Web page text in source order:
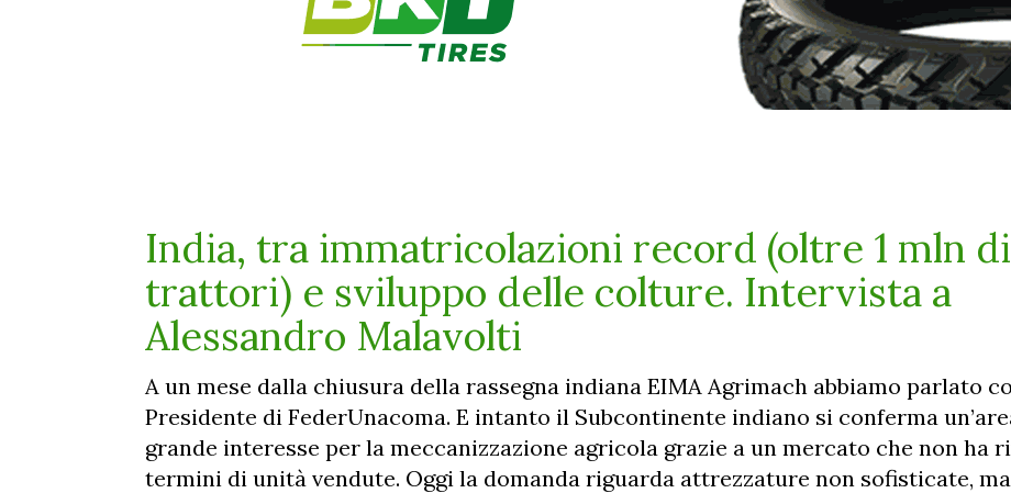
India, tra immatricolazioni record (oltre 1 mln di
trattori) e sviluppo delle colture. Intervista a
Alessandro Malavolti
A un mese dalla chiusura della rassegna indiana EIMA Agrimach abbiamo parlato
Presidente di FederUnacoma. E intanto il Subcontinente indiano si conferma
grande interesse per la meccanizzazione agricola grazie a un mercato che non ha
termini di unità vendute. Oggi la domanda riguarda attrezzature non sofisticate,